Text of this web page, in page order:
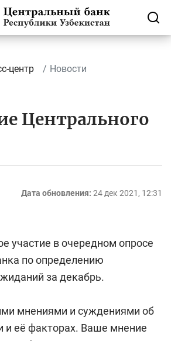
центр Новости
Центрального
Дата обновления: 24 дек 2021, 12:31
участие в очередном опросе
по определению
за декабрь.
мнениями и суждениями об
и её факторах. Ваше мнение